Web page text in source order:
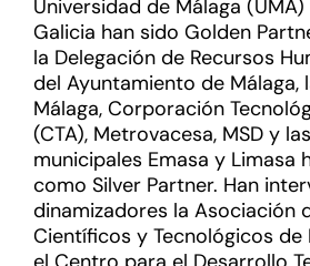
Universidad de Málaga
Galicia han sido Golden
la Delegación de Recursos
del Ayuntamiento de Málaga,
Málaga, Corporación
(CTA), Metrovacesa, MSD y
municipales Emasa y Limasa
como Silver Partner. Han
dinamizadores la Asociación
Científicos y Tecnológicos de